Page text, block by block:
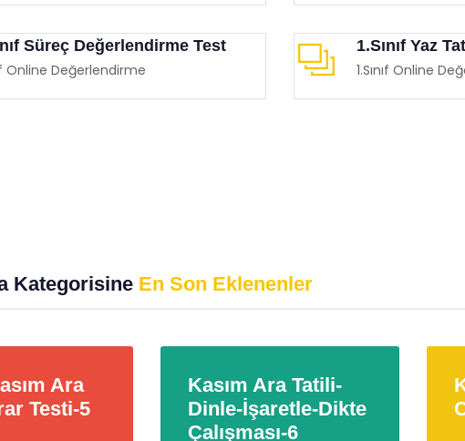
Süreç Değerlendirme Test
Online Değerlendirme
1.Sınıf Yaz
1.Sınıf Online
Kategorisine En Son Eklenenler
Ara
Testi-5
Kasım Ara Tatili-
Dinle-İşaretle-Dikte
Çalışması-6